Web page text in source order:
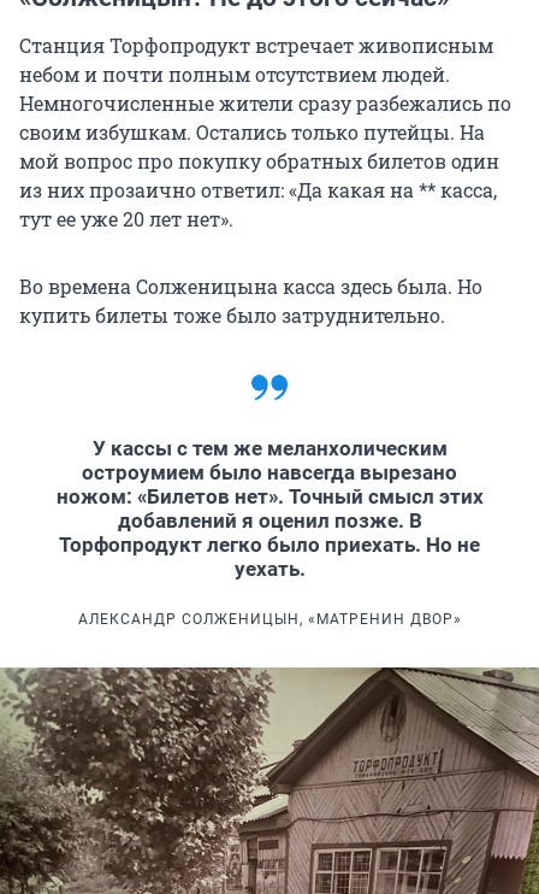
Станция Торфопродукт встречает живописным
небом и почти полным отсутствием людей.
Немногочисленные жители сразу разбежались по
своим избушкам. Остались только путейцы. На
мой вопрос про покупку обратных билетов один
из них прозаично ответил: «Да какая на ** касса,
тут ее уже 20 лет нет».
Во времена Солженицына касса здесь была. Но
купить билеты тоже было затруднительно.
У кассы с тем же меланхолическим
остроумием было навсегда вырезано
ножом: «Билетов нет». Точный смысл этих
добавлений я оценил позже. В
Торфопродукт легко было приехать. Но не
уехать.
АЛЕКСАНДР СОЛЖЕНИЦЫН, «МАТРЕНИН ДВОР»